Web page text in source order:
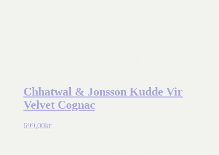
Chhatwal & Jonsson Kudde Vir
Velvet Cognac
699,00kr